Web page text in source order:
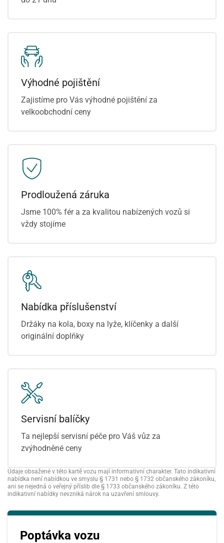
Výhodné pojištění
Zajistíme pro Vás výhodné pojištění za
velkoobchodní ceny
Prodloužená záruka
Jsme 100% fér a za kvalitou nabízených vozů si
vždy stojíme
Nabídka příslušenství
Držáky na kola, boxy na lyže, klíčenky a další
originální doplňky
Servisní balíčky
Ta nejlepší servisní péče pro Váš vůz za
zvýhodněné ceny
Údaje obsažené v této kartě vozu mají informativní charakter. Tato indikativní
nabídka není nabídkou ve smyslu § 1731 nebo § 1732 občanského zákoníku,
ani se nejedná o veřejný příslib dle § 1733 občanského zákoníku. Z této
indikativní nabídky nevzniká nárok na uzavření smlouvy.
Poptávka vozu